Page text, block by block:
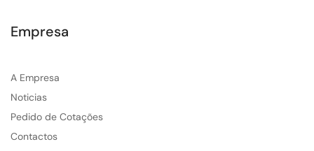
Empresa
A Empresa
Noticias
Pedido de Cotações
Contactos